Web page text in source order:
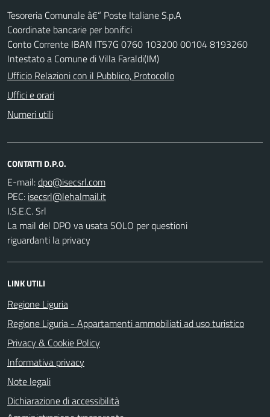
Tesoreria Comunale â€“ Poste Italiane S.p.A
Coordinate bancarie per bonifici
Conto Corrente IBAN IT57G 0760 103200 00104 8193260
Intestato a Comune di Villa Faraldi(IM)
Ufficio Relazioni con il Pubblico, Protocollo
Uffici e orari
Numeri utili
CONTATTI D.P.O.
E-mail:
PEC:
I.S.E.C. Srl
La mail del DPO va usata SOLO per questioni
riguardanti la privacy
LINK UTILI
Regione Liguria
Regione Liguria - Appartamenti ammobiliati ad uso turistico
Privacy & Cookie Policy
Informativa privacy
Note legali
Dichiarazione di accessibilità